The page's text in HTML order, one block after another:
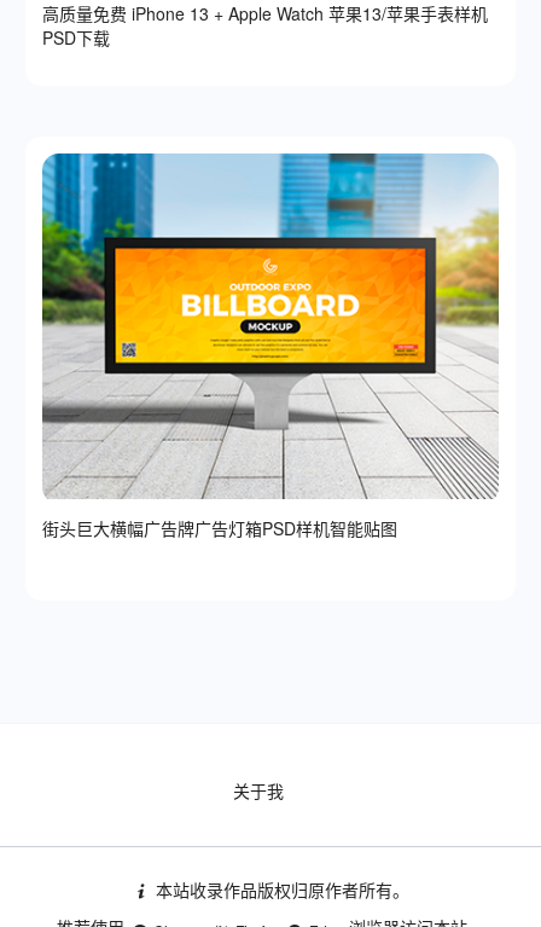
高质量免费 iPhone 13 + Apple Watch 苹果13/苹果手表样机
PSD下载
街头巨大横幅广告牌广告灯箱PSD样机智能贴图
关于我
本站收录作品版权归原作者所有。